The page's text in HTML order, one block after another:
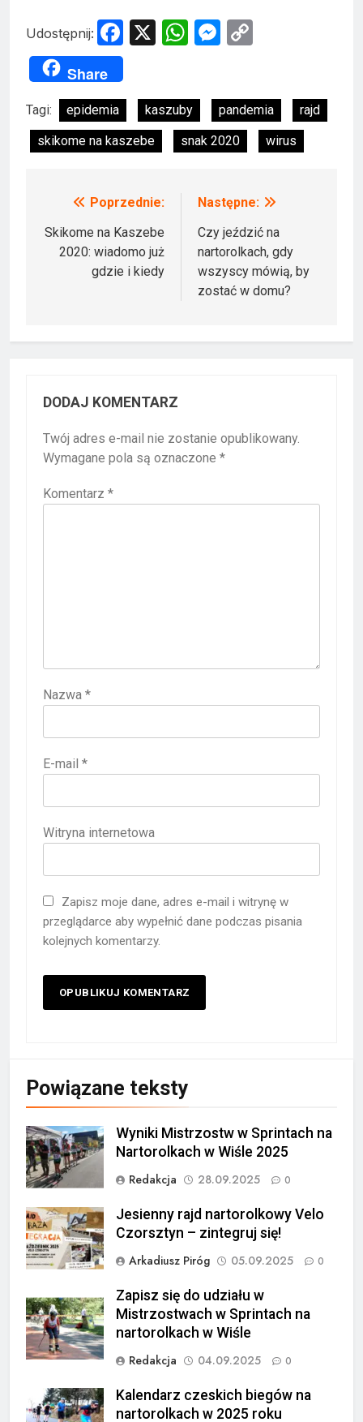
Udostępnij: Facebook
X WhatsApp
Messenger
Share
Tagi: epidemia kaszuby pandemia
rajd
skikome na kaszebe
snak 2020 wirus
Nawigacja
wpisu
Poprzednie:
Skikome na Kaszebe
2020: wiadomo już
gdzie i kiedy
Następne:
Czy jeździć na
nartorolkach, gdy
wszyscy mówią, by
zostać w domu?
DODAJ KOMENTARZ
Twój adres e-mail nie zostanie opublikowany.
Wymagane pola są oznaczone *
Komentarz *
Nazwa *
E-mail *
Witryna internetowa
Zapisz moje dane, adres e-mail i witrynę w
przeglądarce aby wypełnić dane podczas pisania
kolejnych komentarzy.
Powiązane teksty
Wyniki Mistrzostw w Sprintach na
Nartorolkach w Wiśle 2025
Redakcja
28.09.2025 0
Jesienny rajd nartorolkowy Velo
Czorsztyn – zintegruj się!
Arkadiusz Piróg
05.09.2025 0
Zapisz się do udziału w
Mistrzostwach w Sprintach na
nartorolkach w Wiśle
Redakcja
04.09.2025 0
Kalendarz czeskich biegów na
nartorolkach w 2025 roku